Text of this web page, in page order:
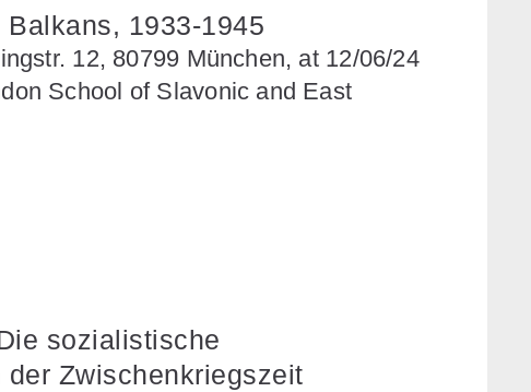
1933-1945
12, 80799 München, at 12/06/24
School of Slavonic and East
sozialistische
Zwischenkriegszeit